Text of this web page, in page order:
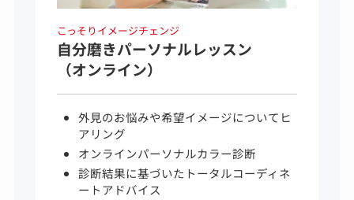
こっそりイメージチェンジ
自分磨きパーソナルレッスン
（オンライン）
外見のお悩みや希望イメージについてヒ
アリング
オンラインパーソナルカラー診断
診断結果に基づいたトータルコーディネ
ートアドバイス